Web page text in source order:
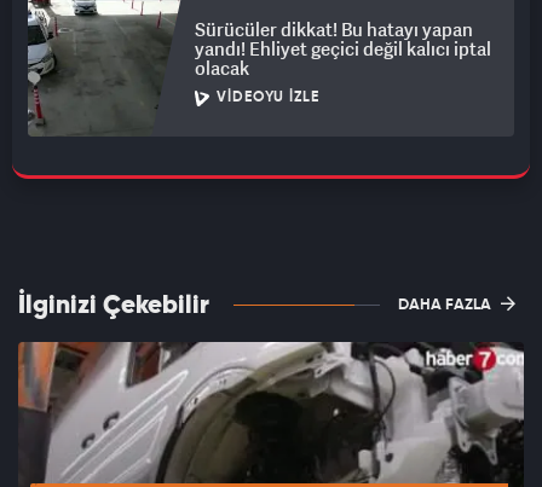
Sürücüler dikkat! Bu hatayı yapan
yandı! Ehliyet geçici değil kalıcı iptal
olacak
VIDEOYU İZLE
İlginizi Çekebilir DAHA FAZLA